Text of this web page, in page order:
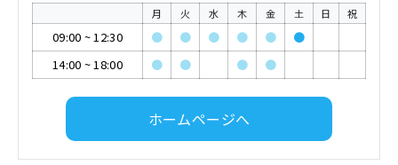
月 火 水 木 金 土 日 祝
09:00 ~12:30 ● ● ● ● ●
●
14:00 ~18:00 ● ● ● ●
ホームページへ